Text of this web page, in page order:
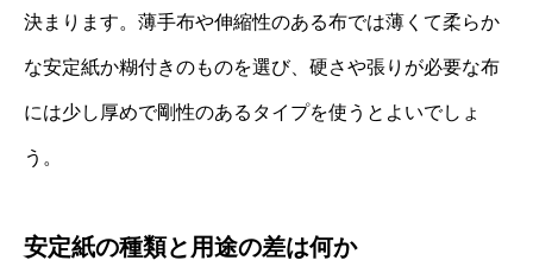
決まります。薄手布や伸縮性のある布では薄くて柔らか
な安定紙か糊付きのものを選び、硬さや張りが必要な布
には少し厚めで剛性のあるタイプを使うとよいでしょ
う。
安定紙の種類と用途の差は何か